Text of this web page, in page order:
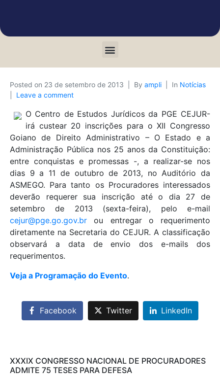
Posted on 23 de setembro de 2013 By ampli In Notícias
Leave a comment
O Centro de Estudos Jurídicos da PGE CEJUR-
irá custear 20 inscrições para o XII Congresso
Goiano de Direito Administrativo – O Estado e a
Administração Pública nos 25 anos da Constituição:
entre conquistas e promessas -, a realizar-se nos
dias 9 a 11 de outubro de 2013, no Auditório da
ASMEGO. Para tanto os Procuradores interessados
deverão requerer sua inscrição até o dia 27 de
setembro de 2013 (sexta-feira), pelo e-mail
cejur@pge.go.gov.br ou entregar o requerimento
diretamente na Secretaria do CEJUR. A classificação
observará a data de envio dos e-mails dos
requerimentos.
Veja a Programação do Evento.
Facebook Twitter LinkedIn
XXXIX CONGRESSO NACIONAL DE PROCURADORES
ADMITE 75 TESES PARA DEFESA